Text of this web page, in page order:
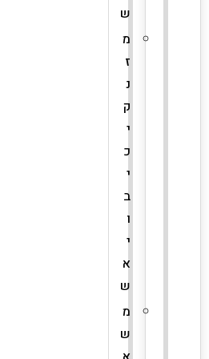
ש
מ
ז
נ
ק
י
כ
י
ב
ו
י
א
ש
מ
ש